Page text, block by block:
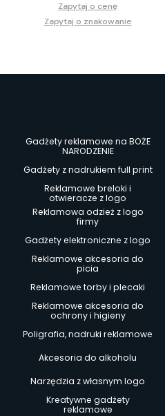
Zapytaj o cenę
Zapytaj o znakowanie
Gadżety reklamowe na BOŻE
NARODZENIE
Gadżety z nadrukiem full print
Reklamowe breloki i
otwieracze z logo
Reklamowa odzież z logo
firmy
Gadżety elektroniczne z logo
Reklamowe akcesoria do
picia
Reklamowe torby i plecaki
Reklamowe akcesoria do
ochrony i higieny
Poligrafia, nadruki reklamowe
Akcesoria do alkoholu
Narzędzia z własnym logo
Kreatywne gadżety
reklamowe